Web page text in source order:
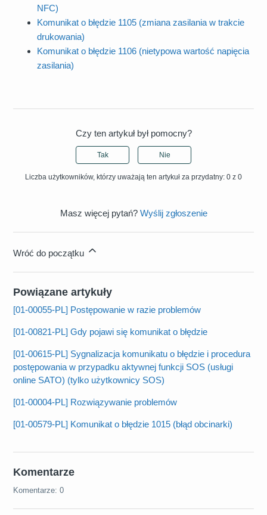
NFC)
Komunikat o błędzie 1105 (zmiana zasilania w trakcie
drukowania)
Komunikat o błędzie 1106 (nietypowa wartość napięcia
zasilania)
Czy ten artykuł był pomocny?
Tak Nie
Liczba użytkowników, którzy uważają ten artykuł za przydatny: 0 z 0
Masz więcej pytań? Wyślij zgłoszenie
Wróć do początku
Powiązane artykuły
[01-00055-PL] Postępowanie w razie problemów
[01-00821-PL] Gdy pojawi się komunikat o błędzie
[01-00615-PL] Sygnalizacja komunikatu o błędzie i procedura
postępowania w przypadku aktywnej funkcji SOS (usługi
online SATO) (tylko użytkownicy SOS)
[01-00004-PL] Rozwiązywanie problemów
[01-00579-PL] Komunikat o błędzie 1015 (błąd obcinarki)
Komentarze
Komentarze: 0